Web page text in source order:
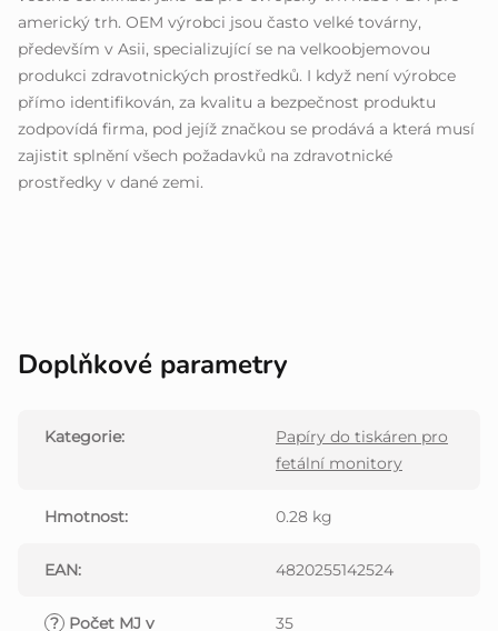
americký trh. OEM výrobci jsou často velké továrny,
především v Asii, specializující se na velkoobjemovou
produkci zdravotnických prostředků. I když není výrobce
přímo identifikován, za kvalitu a bezpečnost produktu
zodpovídá firma, pod jejíž značkou se prodává a která musí
zajistit splnění všech požadavků na zdravotnické
prostředky v dané zemi.
Doplňkové parametry
Kategorie:
Papíry do tiskáren pro
fetální monitory
Hmotnost: 0.28 kg
EAN: 4820255142524
? Počet MJ v
35